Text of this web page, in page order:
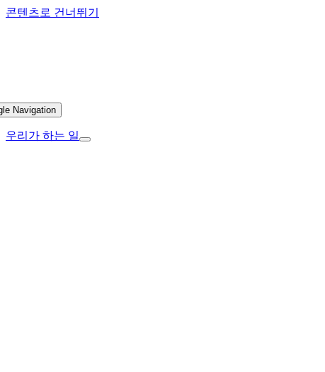
콘텐츠로 건너뛰기
Navigation
우리가 하는 일